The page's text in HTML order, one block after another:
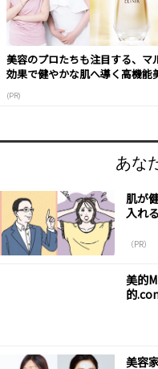
美容のプロたちも注目する、マ
効果で健やかな肌へ導く高機能
(PR)
あな
肌が
入れ
（PR）
美的
的
美容